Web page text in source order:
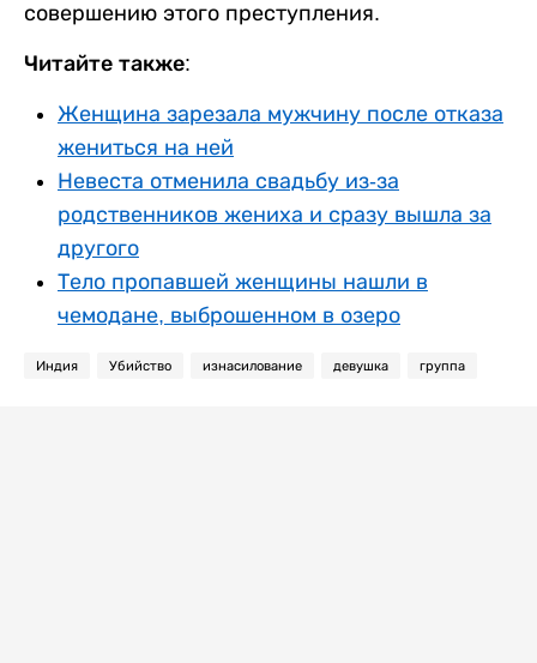
совершению этого преступления.
Читайте также:
Женщина зарезала мужчину после отказа
жениться на ней
Невеста отменила свадьбу из-за
родственников жениха и сразу вышла за
другого
Тело пропавшей женщины нашли в
чемодане, выброшенном в озеро
Индия Убийство изнасилование девушка группа